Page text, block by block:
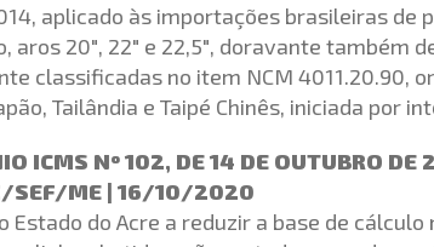
aplicado às importações brasileiras de
aros 20″, 22″ e 22,5″, doravante também
classificadas no item NCM 4011.20.90,
Tailândia e Taipé Chinês, iniciada por
ICMS Nº 102, DE 14 DE OUTUBRO DE
SEF/ME | 16/10/2020
Estado do Acre a reduzir a base de